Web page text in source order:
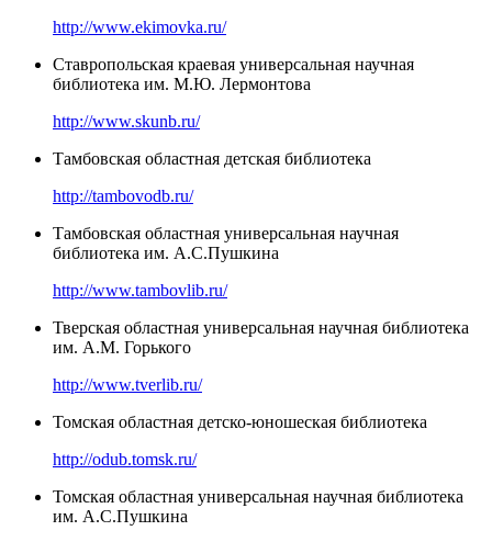
http://www.ekimovka.ru/
Ставропольская краевая универсальная научная
библиотека им. М.Ю. Лермонтова
http://www.skunb.ru/
Тамбовская областная детская библиотека
http://tambovodb.ru/
Тамбовская областная универсальная научная
библиотека им. А.С.Пушкина
http://www.tambovlib.ru/
Тверская областная универсальная научная библиотека
им. А.М. Горького
http://www.tverlib.ru/
Томская областная детско-юношеская библиотека
http://odub.tomsk.ru/
Томская областная универсальная научная библиотека
им. А.С.Пушкина